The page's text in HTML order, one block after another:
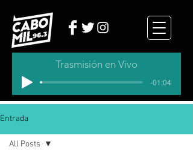
Trasmisión en Vivo
-01:04
Entrada
All Posts